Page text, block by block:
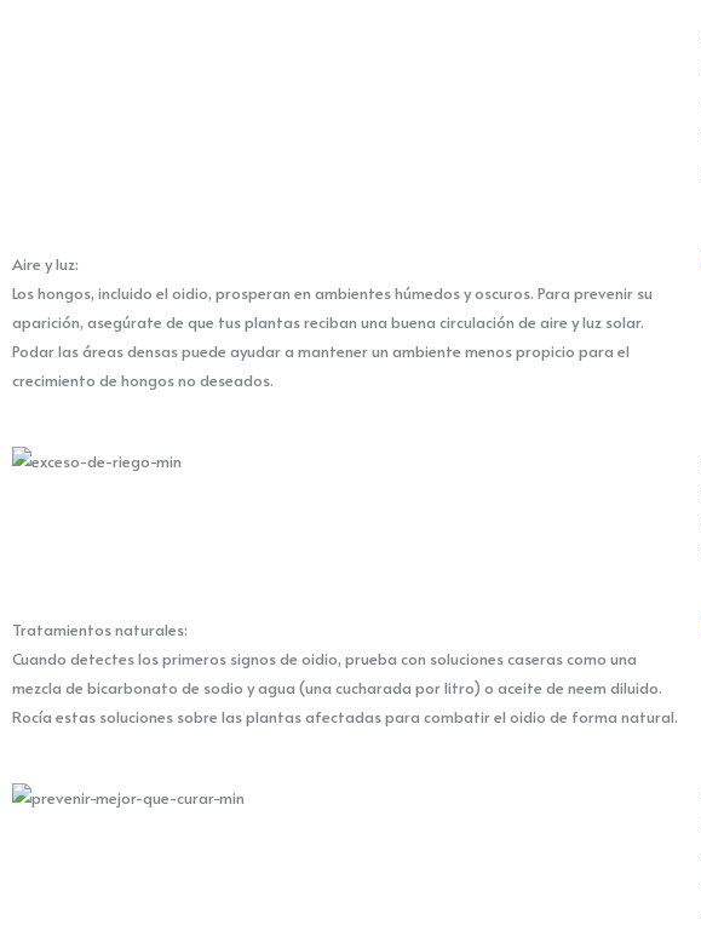
Aire y luz:
Los hongos, incluido el oidio, prosperan en ambientes húmedos y oscuros. Para prevenir su
aparición, asegúrate de que tus plantas reciban una buena circulación de aire y luz solar.
Podar las áreas densas puede ayudar a mantener un ambiente menos propicio para el
crecimiento de hongos no deseados.
Tratamientos naturales:
Cuando detectes los primeros signos de oidio, prueba con soluciones caseras como una
mezcla de bicarbonato de sodio y agua (una cucharada por litro) o aceite de neem diluido.
Rocía estas soluciones sobre las plantas afectadas para combatir el oidio de forma natural.